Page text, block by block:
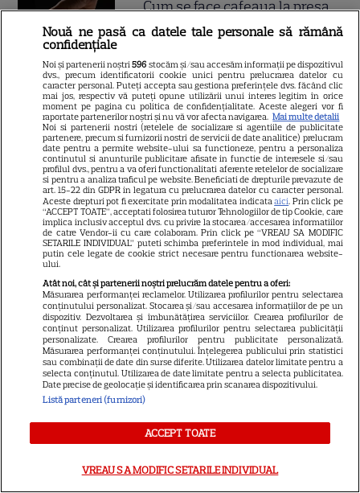
Cum se face cafeaua la presa
franceză – cum funcționează
ALTE ARTICOLE
INTERESANTE
6
PRIME VIDEO
Premierele Prime Video din
august 2026: „Reacher”
sezonul 4, „Sterling Point” și
noi filme de neratat
Premiere Disney+ august
„Futurama” și trilogia
Nouă ne pasă ca datele tale personale să rămână
confidențiale
Noi și partenerii noștri596 stocăm și/sau accesăm informații pe dispozitivul
dvs., precum identificatorii cookie unici pentru prelucrarea datelor cu
caracter personal. Puteți accepta sau gestiona preferințele dvs. făcând clic
mai jos, respectiv vă puteți opune utilizării unui interes legitim în orice
moment pe pagina cu politica de confidențialitate. Aceste alegeri vor fi
raportate partenerilor noștri și nu vă vor afecta navigarea. Mai multe detalii
Noi si partenerii nostri (retelele de socializare si agentiile de publicitate
partenere, precum si furnizorii nostri de servicii de date analitice) prelucram
date pentru a permite website-ului sa functioneze, pentru a personaliza
continutul si anunturile publicitare afisate in functie de interesele si/sau
profilul dvs., pentru a va oferi functionalitati aferente retelelor de socializare
si pentru a analiza traficul pe website. Beneficiati de drepturile prevazute de
art. 15-22 din GDPR in legatura cu prelucrarea datelor cu caracter personal.
Aceste drepturi pot fi exercitate prin modalitatea indicataaici. Prin click pe
“ACCEPT TOATE”, acceptati folosirea tuturor Tehnologiilor de tip Cookie, care
implica inclusiv acceptul dvs. cu privire la stocarea/accesarea informatiilor
de catre Vendor-ii cu care colaboram. Prin click pe “VREAU SA MODIFIC
SETARILE INDIVIDUAL” puteti schimba preferintele in mod individual, mai
putin cele legate de cookie strict necesare pentru functionarea website-
ului.
Atât noi, cât și partenerii noștri prelucrăm datele pentru a oferi:
Măsurarea performanței reclamelor. Utilizarea profilurilor pentru selectarea
conținutului personalizat. Stocarea și/sau accesarea informațiilor de pe un
dispozitiv. Dezvoltarea și îmbunătățirea serviciilor. Crearea profilurilor de
conținut personalizat. Utilizarea profilurilor pentru selectarea publicității
personalizate. Crearea profilurilor pentru publicitate personalizată.
Măsurarea performanței conținutului. Înțelegerea publicului prin statistici
sau combinații de date din surse diferite. Utilizarea datelor limitate pentru a
selecta conținutul. Utilizarea de date limitate pentru a selecta publicitatea.
Date precise de geolocație și identificarea prin scanarea dispozitivului.
Listă parteneri (furnizori)
ACCEPT TOATE
VREAU SA MODIFIC SETARILE INDIVIDUAL